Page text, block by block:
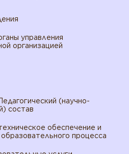
управления
организацией
(научно-
состав
обеспечение и
процесса